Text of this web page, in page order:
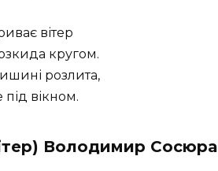
вітер
кругом.
розлита,
під вікном.
Володимир Сосюра